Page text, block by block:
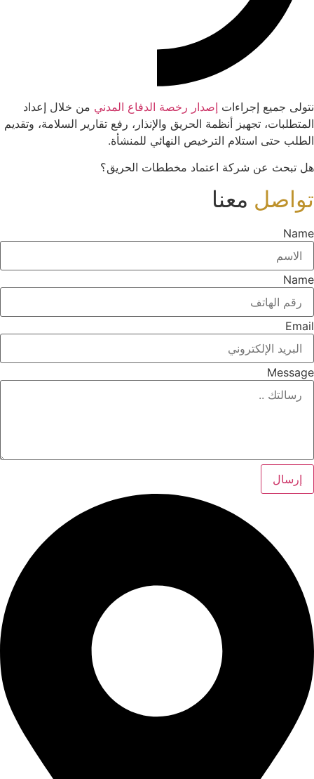
نتولى جميع إجراءات إصدار رخصة الدفاع المدني من خلال إعداد
المتطلبات، تجهيز أنظمة الحريق والإنذار، رفع تقارير السلامة، وتقديم
الطلب حتى استلام الترخيص النهائي للمنشأة.
هل تبحث عن شركة اعتماد مخططات الحريق؟
تواصل معنا
Name
Name
Email
Message
إرسال